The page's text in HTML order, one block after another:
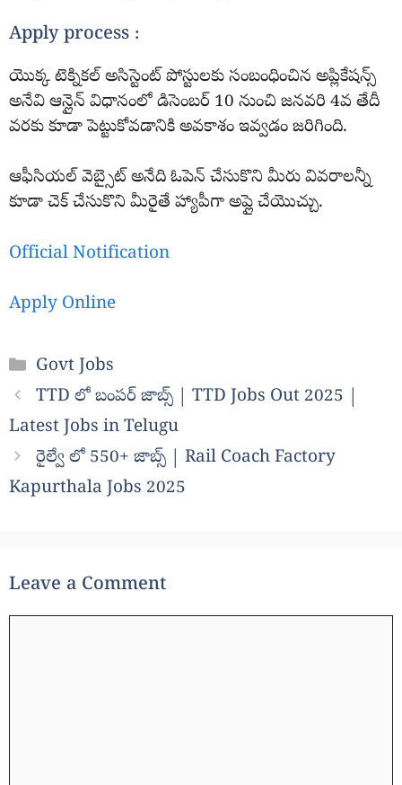
Apply process :
యొక్క టెక్నికల్ అసిస్టెంట్ పోస్టులకు సంబంధించిన అప్లికేషన్స్
అనేవి ఆన్లైన్ విధానంలో డిసెంబర్ 10 నుంచి జనవరి 4వ తేదీ
వరకు కూడా పెట్టుకోవడానికి అవకాశం ఇవ్వడం జరిగింది.
ఆఫీసియల్ వెబ్సైట్ అనేది ఓపెన్ చేసుకొని మీరు వివరాలన్నీ
కూడా చెక్ చేసుకొని మీరైతే హ్యాపీగా అప్లై చేయొచ్చు.
Official Notification
Apply Online
Categories
Govt Jobs
TTD లో బంపర్ జాబ్స్ | TTD Jobs Out 2025 |
Latest Jobs in Telugu
రైల్వే లో 550+ జాబ్స్ | Rail Coach Factory
Kapurthala Jobs 2025
Leave a Comment